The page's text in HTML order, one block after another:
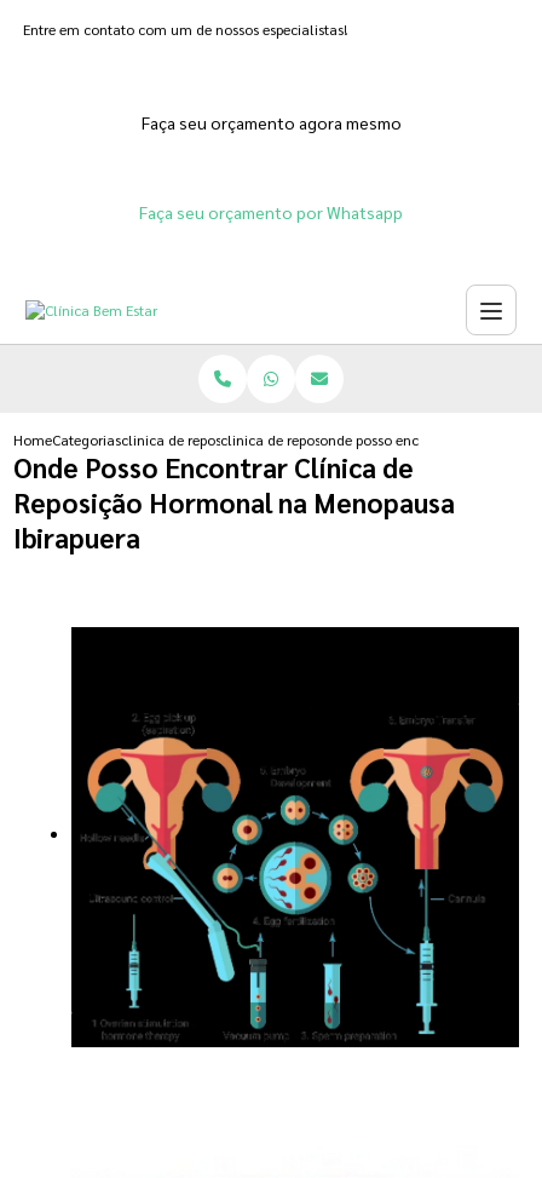
Entre em contato com um de nossos especialistas!
Faça seu orçamento agora mesmo
Faça seu orçamento por Whatsapp
HomeCategoriasclinica de reposicao hormonalclinica de reposicao hormonal feminina
onde posso encontrar clinica de
Onde Posso Encontrar Clínica de
Reposição Hormonal na Menopausa
Ibirapuera